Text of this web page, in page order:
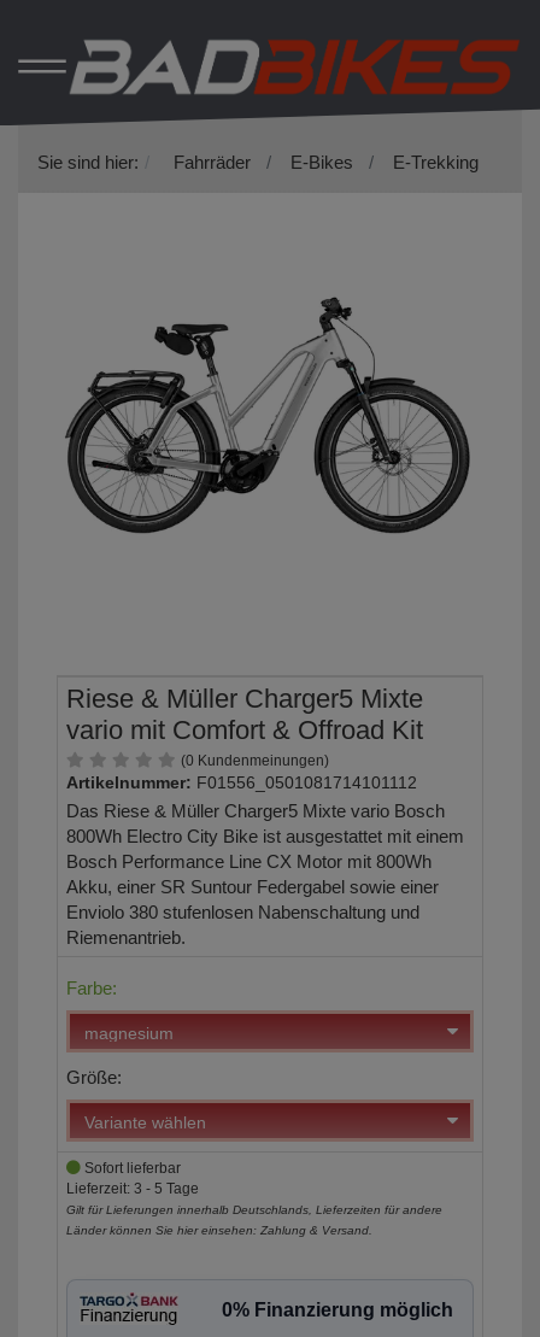
Sie sind hier: Fahrräder E-Bikes E-Trekking
Riese & Müller Charger5 Mixte
vario mit Comfort & Offroad Kit
(0 Kundenmeinungen)
Artikelnummer: F01556_0501081714101112
Das Riese & Müller Charger5 Mixte vario Bosch
800Wh Electro City Bike ist ausgestattet mit einem
Bosch Performance Line CX Motor mit 800Wh
Akku, einer SR Suntour Federgabel sowie einer
Enviolo 380 stufenlosen Nabenschaltung und
Riemenantrieb.
Farbe:
Größe:
Sofort lieferbar
Lieferzeit: 3 - 5 Tage
Gilt für Lieferungen innerhalb Deutschlands, Lieferzeiten für andere
Länder können Sie hier einsehen: Zahlung & Versand
0% Finanzierung möglich